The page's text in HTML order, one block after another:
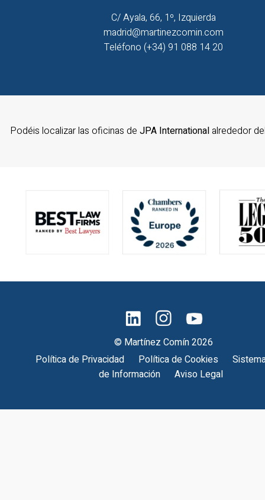
C/ Ayala, 66, 1º, Izquierda
madrid@martinezcomin.com
Teléfono (+34) 91 088 14 20
Podéis localizar las oficinas de JPA International alrededor
© Martínez Comín 2026
Política de Privacidad
Política de Cookies
de Información
Aviso Legal